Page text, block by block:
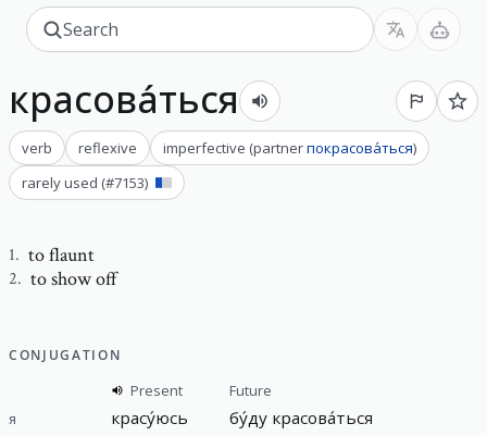
красова́ться
verb reflexive imperfective (partnerпокрасова́ться)
rarely used (#7153)
1. to flaunt
2. to show off
CONJUGATION
Present
Future
я
красу́юсь бу́ду красова́ться